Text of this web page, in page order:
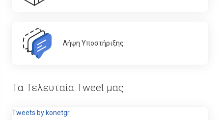
Λήψη Υποστήριξης
Τα Τελευταία Tweet μας
Tweets by konetgr